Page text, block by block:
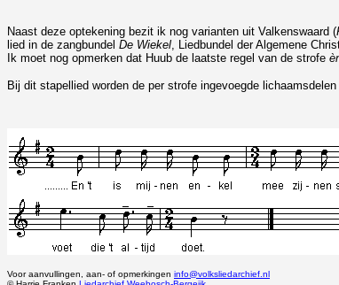
Naast deze optekening bezit ik nog varianten uit Valkenswaard (
lied in de zangbundel De Wiekel, Liedbundel der Algemene
Ik moet nog opmerken dat Huub de laatste regel van de strofe
Bij dit stapellied worden de per strofe ingevoegde
Voor aanvullingen, aan- of opmerkingen info@volksliedarchief.nl